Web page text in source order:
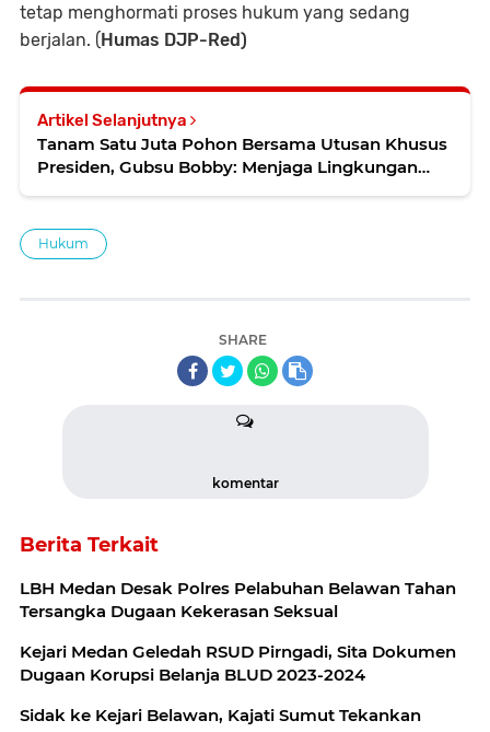
tetap menghormati proses hukum yang sedang
berjalan. (Humas DJP-Red)
Artikel Selanjutnya
Tanam Satu Juta Pohon Bersama Utusan Khusus
Presiden, Gubsu Bobby: Menjaga Lingkungan
Hukum
SHARE
komentar
Berita Terkait
LBH Medan Desak Polres Pelabuhan Belawan Tahan
Tersangka Dugaan Kekerasan Seksual
Kejari Medan Geledah RSUD Pirngadi, Sita Dokumen
Dugaan Korupsi Belanja BLUD 2023-2024
Sidak ke Kejari Belawan, Kajati Sumut Tekankan